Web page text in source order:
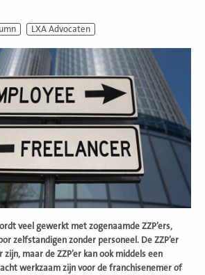
LXA Advocaten
veel gewerkt met zogenaamde ZZP’ers,
zelfstandigen zonder personeel. De ZZP’er
maar de ZZP’er kan ook middels een
werkzaam zijn voor de franchisenemer of